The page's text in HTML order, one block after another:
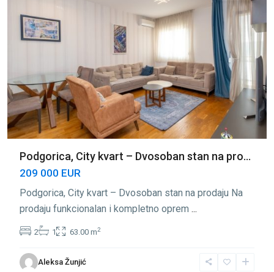
Podgorica, City kvart – Dvosoban stan na pro...
209 000 EUR
Podgorica, City kvart – Dvosoban stan na prodaju Na
prodaju funkcionalan i kompletno oprem ...
2 1 63.00 m2
Aleksa Žunjić
City
Kvart,